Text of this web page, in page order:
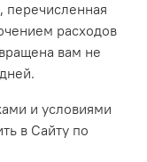
перечисленная
расходов
вам не
и условиями
в Сайту по